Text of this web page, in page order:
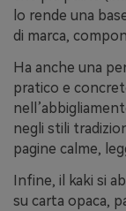
lo rende una
di marca,
Ha anche una
pratico e
negli stili
pagine calme,
Infine, il kaki si
su carta opaca,